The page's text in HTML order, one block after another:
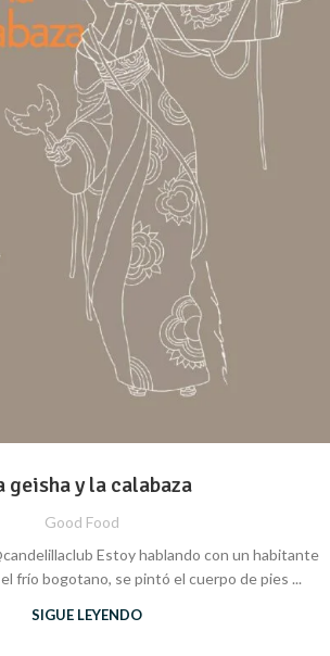
geisha y la calabaza
Good Food
Estoy hablando con un habitante
el frío bogotano, se pintó el cuerpo de pies ...
SIGUE LEYENDO